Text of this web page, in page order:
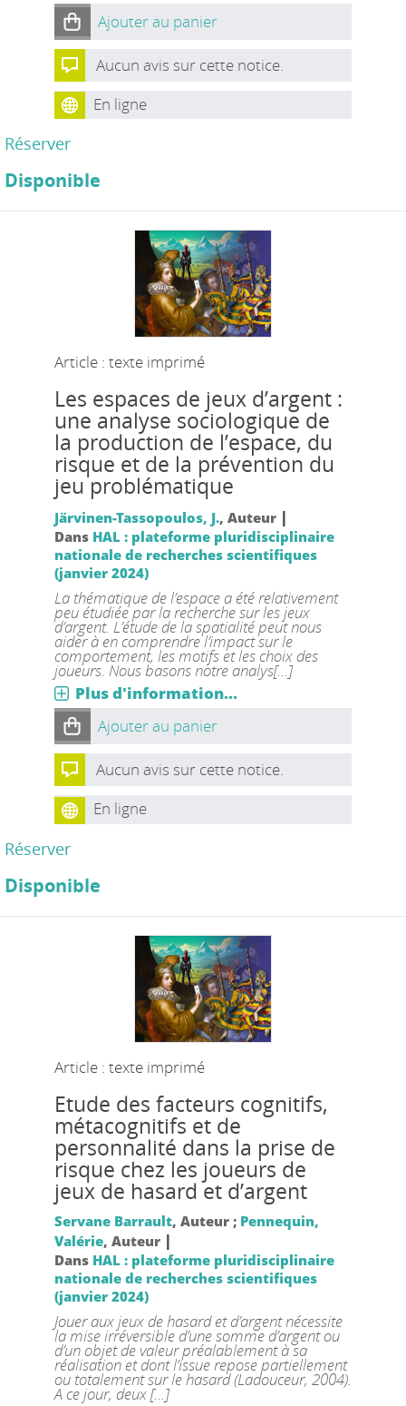
Ajouter au panier
Aucun avis sur cette notice.
En ligne
Réserver
Disponible
Article : texte imprimé
Les espaces de jeux d’argent :
une analyse sociologique de
la production de l’espace, du
risque et de la prévention du
jeu problématique
Järvinen-Tassopoulos, J., Auteur |
Dans HAL : plateforme pluridisciplinaire
nationale de recherches scientifiques
(janvier 2024)
La thématique de l’espace a été relativement
peu étudiée par la recherche sur les jeux
d’argent. L’étude de la spatialité peut nous
aider à en comprendre l’impact sur le
comportement, les motifs et les choix des
joueurs. Nous basons notre analys[...]
Plus d'information...
Ajouter au panier
Aucun avis sur cette notice.
En ligne
Réserver
Disponible
Article : texte imprimé
Etude des facteurs cognitifs,
métacognitifs et de
personnalité dans la prise de
risque chez les joueurs de
jeux de hasard et d’argent
Servane Barrault, Auteur ; Pennequin,
Valérie, Auteur |
Dans HAL : plateforme pluridisciplinaire
nationale de recherches scientifiques
(janvier 2024)
Jouer aux jeux de hasard et d’argent nécessite
la mise irréversible d’une somme d’argent ou
d’un objet de valeur préalablement à sa
réalisation et dont l’issue repose partiellement
ou totalement sur le hasard (Ladouceur, 2004).
A ce jour, deux [...]